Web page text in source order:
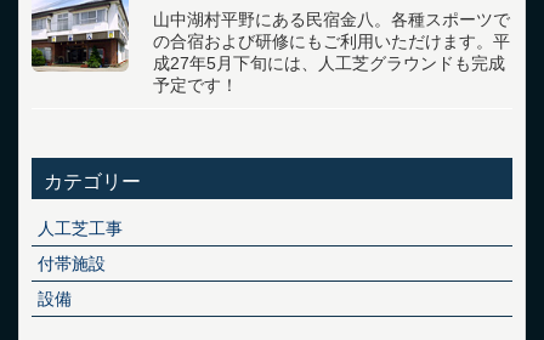
山中湖村平野にある民宿金八。各種スポーツで
の合宿および研修にもご利用いただけます。平
成27年5月下旬には、人工芝グラウンドも完成
予定です！
カテゴリー
人工芝工事
付帯施設
設備